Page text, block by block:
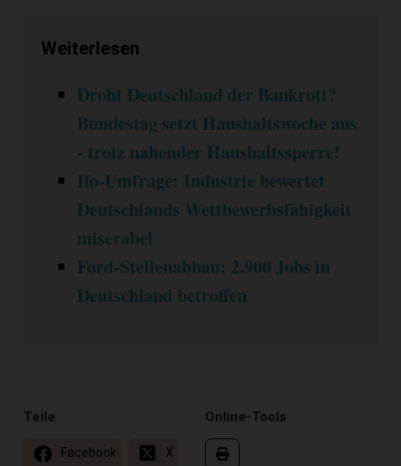
Weiterlesen
Droht Deutschland der Bankrott?
Bundestag setzt Haushaltswoche aus
- trotz nahender Haushaltssperre!
Ifo-Umfrage: Industrie bewertet
Deutschlands Wettbewerbsfähigkeit
miserabel
Ford-Stellenabbau: 2.900 Jobs in
Deutschland betroffen
Online-Tools
Teile
Facebook X